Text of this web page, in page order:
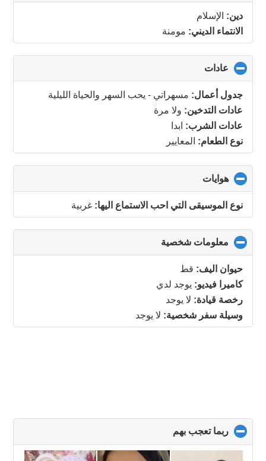
دين: الإسلام
الانتماء الديني: مومنة
عادات
to
collapse
contents
جدول أعمال: مسهراتي - يحب السهر والحياة الليلية
عادات التدخين: ولا مرة
عادات الشرب: ابدا
نوع الطعام: المعايير
هوايات
to
collapse
contents
نوع الموسيقى التي احب الاستماع اليها: غربية
معلومات شخصية
to
حيوان اليف: قط
كاميرا فيديو: يوجد لدي
رخصة قيادة: لا يوجد
وسيلة سفر شخصية: لا يوجد
ربما تعجب بهم
to
collapse